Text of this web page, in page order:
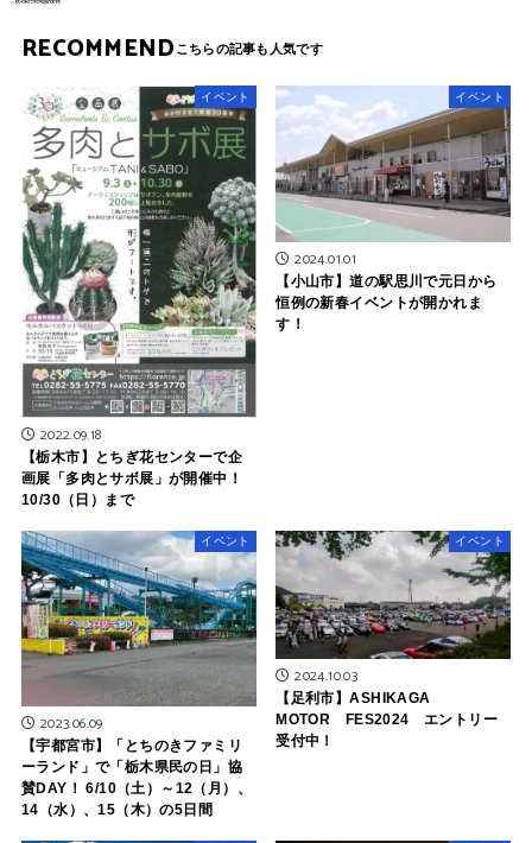
RECOMMEND
イベント
2022.09.18
【栃木市】とちぎ花センターで企
画展「多肉とサボ展」が開催中！
10/30（日）まで
イベント
2024.01.01
【小山市】道の駅思川で元日から
恒例の新春イベントが開かれま
す！
イベント
2023.06.09
【宇都宮市】「とちのきファミリ
ーランド」で「栃木県民の日」協
賛DAY！ 6/10（土）～12（月）、
14（水）、15（木）の5日間
イベント
2024.10.03
【足利市】ASHIKAGA
MOTOR FES2024 エントリー
受付中！